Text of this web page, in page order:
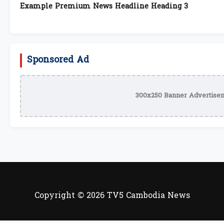
Example Premium News Headline Heading 3
Sponsored Ad
300x250 Banner
Copyright © 2026 TV5 Cambodia News